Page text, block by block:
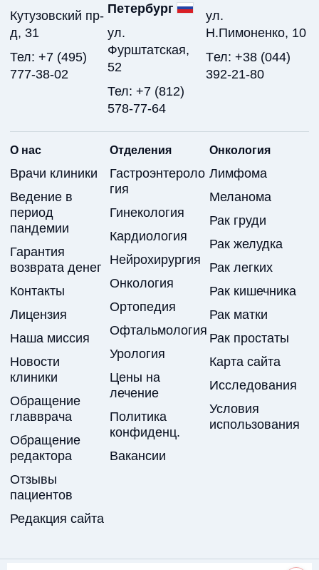
Кутузовский пр-
д, 31
Тел: +7 (495)
777-38-02
Петербург
ул.
Фурштатская,
52
Тел: +7 (812)
578-77-64
ул.
Н.Пимоненко, 10
Tел: +38 (044)
392-21-80
О нас
Врачи клиники
Ведение в
период
пандемии
Гарантия
возврата денег
Контакты
Лицензия
Наша миссия
Новости
клиники
Обращение
главврача
Обращение
редактора
Отзывы
пациентов
Редакция сайта
Отделения
Гастроэнтероло
гия
Гинекология
Кардиология
Нейрохирургия
Онкология
Ортопедия
Офтальмология
Урология
Цены на
лечение
Политика
конфиденц.
Вакансии
Онкология
Лимфома
Меланома
Рак груди
Рак желудка
Рак легких
Рак кишечника
Рак матки
Рак простаты
Карта сайта
Исследования
Условия
использования